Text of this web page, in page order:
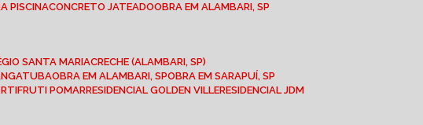
PISCINA CONCRETO JATEADO
OBRA EM ALAMBARI, SP
SANTA MARIA
CRECHE (ALAMBARI, SP)
OBRA EM ALAMBARI, SP
OBRA EM SARAPUÍ, SP
POMAR RESIDENCIAL GOLDEN VILLE RESIDENCIAL JDM